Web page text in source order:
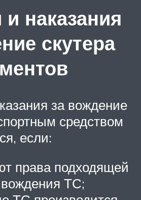
наказания
скутера
за вождение
средством
если:
права подходящей
вождения ТС;